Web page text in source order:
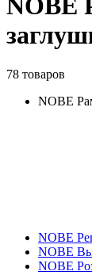
NOBE
78 товаров
NOBE
NOBE
NOBE
NOBE